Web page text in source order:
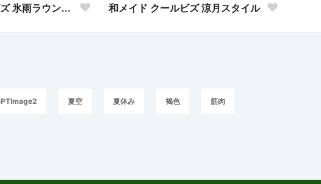
和メイド クールビズ 氷雨ラウンジスタイル 和メイド クールビズ 涼月スタイル
夏空 夏休み 褐色 筋肉